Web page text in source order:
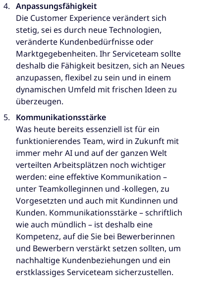
Anpassungsfähigkeit
Die Customer Experience verändert sich
stetig, sei es durch neue Technologien,
veränderte Kundenbedürfnisse oder
Marktgegebenheiten. Ihr Serviceteam sollte
deshalb die Fähigkeit besitzen, sich an Neues
anzupassen, flexibel zu sein und in einem
dynamischen Umfeld mit frischen Ideen zu
überzeugen.
Kommunikationsstärke
Was heute bereits essenziell ist für ein
funktionierendes Team, wird in Zukunft mit
immer mehr AI und auf der ganzen Welt
verteilten Arbeitsplätzen noch wichtiger
werden: eine effektive Kommunikation –
unter Teamkolleginnen und -kollegen, zu
Vorgesetzten und auch mit Kundinnen und
Kunden. Kommunikationsstärke – schriftlich
wie auch mündlich – ist deshalb eine
Kompetenz, auf die Sie bei Bewerberinnen
und Bewerbern verstärkt setzen sollten, um
nachhaltige Kundenbeziehungen und ein
erstklassiges Serviceteam sicherzustellen.